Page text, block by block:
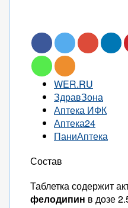
WER.RU
ЗдравЗона
Аптека ИФК
Аптека24
ПаниАптека
Состав
Таблетка содержит
фелодипин в дозе